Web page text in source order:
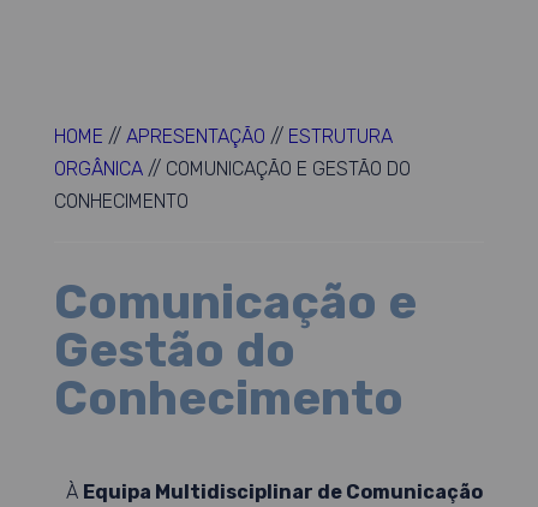
HOME // APRESENTAÇÃO // ESTRUTURA
ORGÂNICA// COMUNICAÇÃO E GESTÃO DO
CONHECIMENTO
Comunicação e
Gestão do
Conhecimento
À Equipa Multidisciplinar de Comunicação